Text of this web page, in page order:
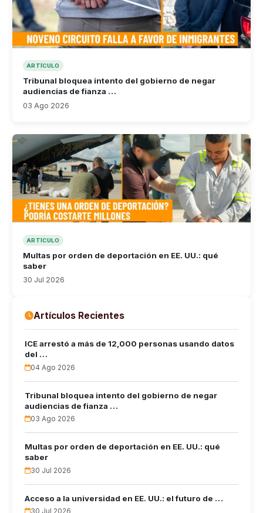
ARTÍCULO
Tribunal bloquea intento del gobierno de negar
audiencias de fianza …
03 Ago 2026
ARTÍCULO
Multas por orden de deportación en EE. UU.: qué
saber
30 Jul 2026
Artículos Recientes
ICE arrestó a más de 12,000 personas usando datos
del …
04 Ago 2026
Tribunal bloquea intento del gobierno de negar
audiencias de fianza …
03 Ago 2026
Multas por orden de deportación en EE. UU.: qué
saber
30 Jul 2026
Acceso a la universidad en EE. UU.: el futuro de …
30 Jul 2026